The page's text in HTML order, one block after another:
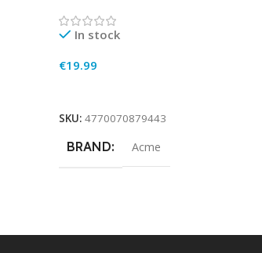
In stock
€19.99
SKU:4770070879443
BRAND Acme